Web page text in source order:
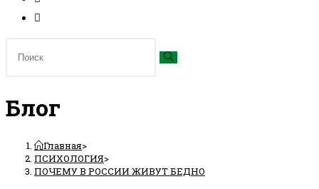
Блог
Главная>
ПСИХОЛОГИЯ>
ПОЧЕМУ В РОССИИ ЖИВУТ БЕДНО